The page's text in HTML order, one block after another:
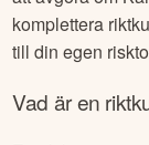
komplettera
till din egen
Vad är en